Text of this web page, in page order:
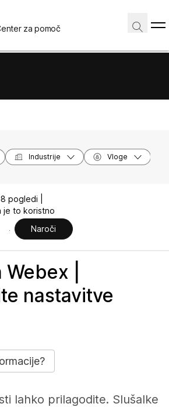
za pomoč
Industrije Vloge
pogledi |
je to koristno
Naroči
|
nastavitve
lahko prilagodite. Slušalke